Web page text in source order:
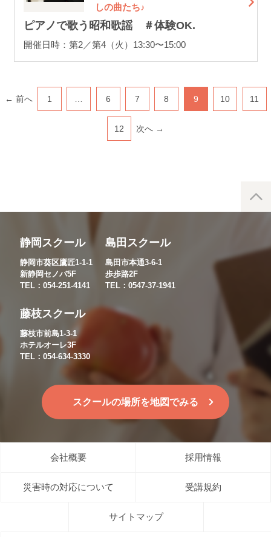
しの曲たち♪
ピアノで歌う昭和歌謡 ＃体験OK.
開催日時：第2／第4（火）13:30〜15:00
← 前へ 1 … 6 7 8 9 10 11
12 次へ →
静岡スクール
静岡市葵区鷹匠1-1-1
新静岡セノバ5F
TEL：054-251-4141
島田スクール
島田市本通3-6-1
歩歩路2F
TEL：0547-37-1941
藤枝スクール
藤枝市前島1-3-1
ホテルオーレ3F
TEL：054-634-3330
スクールの場所を地図でみる
会社概要 採用情報
災害時の対応について 受講規約
サイトマップ